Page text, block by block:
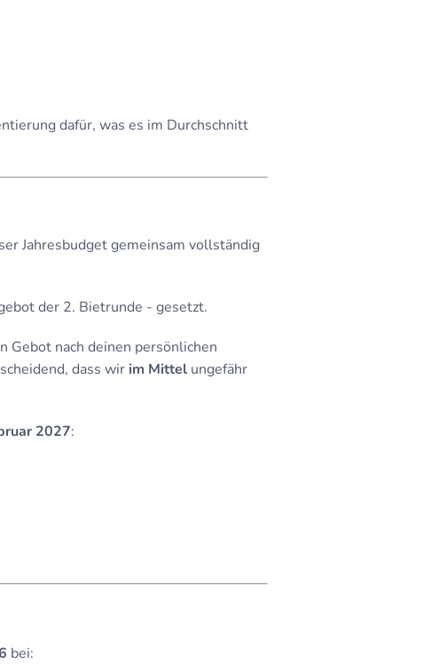
dafür, was es im Durchschnitt
Jahresbudget gemeinsam vollständig
der 2. Bietrunde - gesetzt.
Gebot nach deinen persönlichen
dass wir im Mittel ungefähr
2027:
bei: